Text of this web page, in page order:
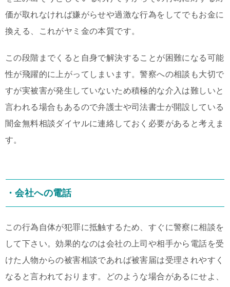
価が取れなければ嫌がらせや過激な行為をしてでもお金に
換える、これがヤミ金の本質です。
この段階までくると自身で解決することが困難になる可能
性が飛躍的に上がってしまいます。警察への相談も大切で
すが実被害が発生していないため積極的な介入は難しいと
言われる場合もあるので弁護士や司法書士が開設している
闇金無料相談ダイヤルに連絡しておく必要があると考えま
す。
・会社への電話
この行為自体が犯罪に抵触するため、すぐに警察に相談を
して下さい。効果的なのは会社の上司や相手から電話を受
けた人物からの被害相談であれば被害届は受理されやすく
なると言われております。どのような場合があるにせよ、